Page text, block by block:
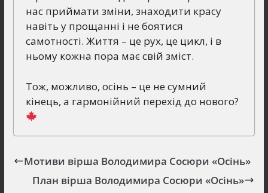
нас приймати зміни, знаходити красу
навіть у прощанні і не боятися
самотності. Життя – це рух, це цикл, і в
ньому кожна пора має свій зміст.
Тож, можливо, осінь – це не сумний
кінець, а гармонійний перехід до нового?
Мотиви вірша Володимира Сосюри «Осінь»
План вірша Володимира Сосюри «Осінь»